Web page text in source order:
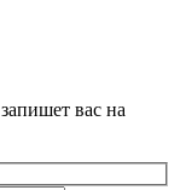
вас на